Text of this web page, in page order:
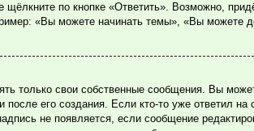
по кнопке «Ответить». Возможно,
«Вы можете начинать темы», «Вы можете
только свои собственные сообщения. Вы
его создания. Если кто-то уже ответил
не появляется, если сообщение